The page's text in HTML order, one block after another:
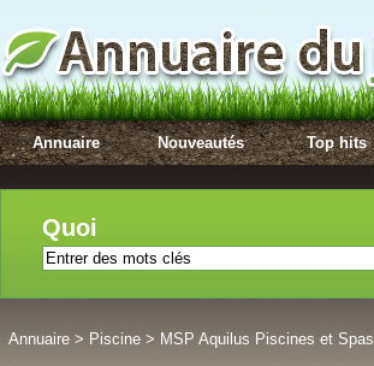
Annuaire Nouveautés Top hits
Quoi
Annuaire > Piscine > MSP Aquilus Piscines et Spas